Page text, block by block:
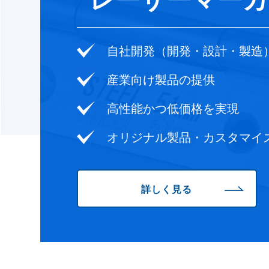
自社開発（開発・設計・製造
産業向け製品の提供
高性能かつ低価格を実現
オリジナル製品・カスタマイ
詳しく見る